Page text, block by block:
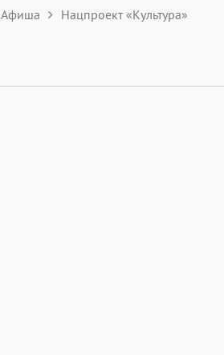
Афиша Нацпроект «Культура»